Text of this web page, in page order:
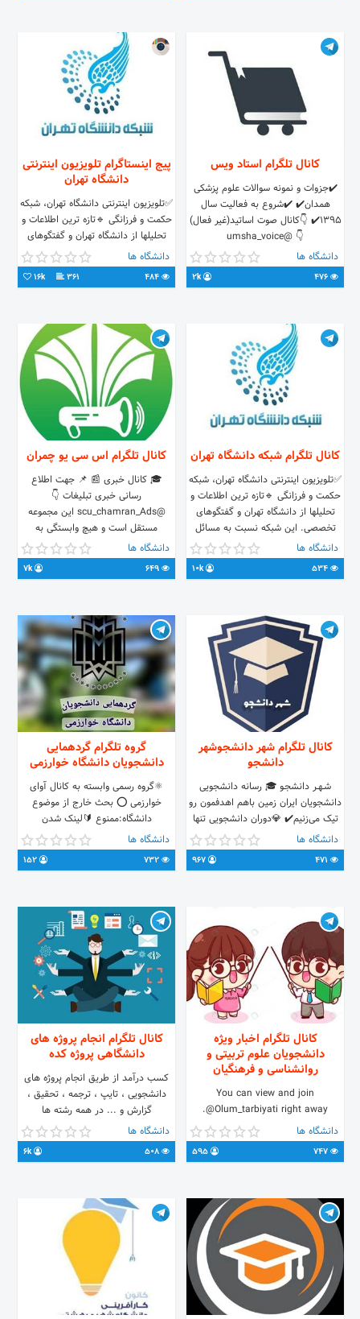
کانال تلگرام استاد ویس
✔️جزوات و نمونه سوالات علوم پزشکی
همدان✔️ ✔️شروع به فعالیت سال
1395✔️ 👇کانال صوت اساتید(غیر فعال)
👇 @umsha_voice
دانشگاه ها
2k
پیج اینستاگرام تلویزیون اینترنتی
دانشگاه تهران
✅تلویزیون اینترنتی دانشگاه تهران، شبکه
حکمت و فرزانگی 🔹تازه ترین اطلاعات و
تحلیلها از دانشگاه تهران و گفتگوهای
تخصصی. این شبکه نسبت به مسائل
متفاوت جامعه بی‌تفاوت نیست
دانشگاه ها
361
16k
کانال تلگرام شبکه دانشگاه تهران
✅تلویزیون اینترنتی دانشگاه تهران، شبکه
حکمت و فرزانگی 🔹تازه ترین اطلاعات و
تحلیلها از دانشگاه تهران و گفتگوهای
تخصصی. این شبکه نسبت به مسائل
متفاوت جامعه بی‌تفاوت نیست ارتباط با
ادمین شبکه: @dr_sharifee
tv.ut.ac.ir
دانشگاه ها
10k
کانال تلگرام اس سی یو چمران
🎓 کانال خبری 📰 📌 جهت اطلاع
رسانی خبری تبلیغات 👇
@scu_chamran_Ads این مجموعه
مستقل است و هیچ وابستگی به
دانشگاه ندارد گروه: @uni_pluse ربات
هوشمند 👈 @uni_plusbot
🔷اینستاگرام: Scu_chamran 📌لینک
دانشگاه ها
7k
کانال تلگرام شهر دانشجوشهر
دانشجو
شــهــر دانشجـو 🎓 رسانه دانشجویی
دانشجویان ایران زمین باهم اهدفمون رو
تیک می‌زنیم✔️ 💎دوران دانشجویی تنها
نیستی... ♥️مدیریت توسط یه دانشجو
Telegram:
https://t.me/daneshjoo_city1
دانشگاه ها
گروه تلگرام گردهمایی
دانشجویان دانشگاه خوارزمی
⚛گروه رسمی وابسته به کانال آوای
خوارزمی ⭕ بحث خارج از موضوع
دانشگاه:ممنوع 🔰لینک شدن
دانشجویان دانشگاه خوارزمی پردیس
تهران و کرج و دبیران انجمن ها و کانون
های علمی دانشگاه 🔸️لینک گروه :
دانشگاه ها
کانال تلگرام اخبار ویژه
دانشجویان علوم تربیتی و
روانشناسی و فرهنگیان
You can view and join
@Olum_tarbiyati right away.
دانشگاه ها
کانال تلگرام انجام پروژه های
دانشگاهی پروژه کده
کسب درآمد از طریق انجام پروژه های
دانشجویی ، تایپ ، ترجمه ، تحقیق ،
گزارش و ... در همه رشته ها
https://t.me/projekadeorg کانالی
مخصوص آگهی های دانشجویی
دانشگاه ها
6k